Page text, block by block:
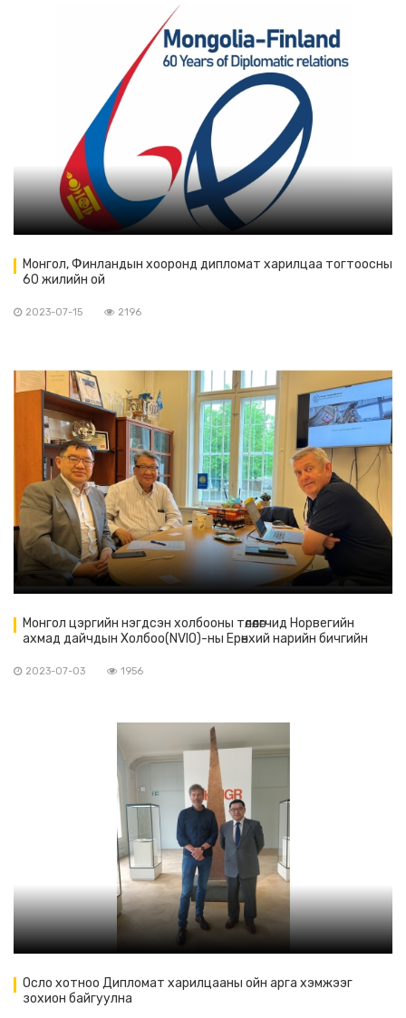
Монгол, Финландын хооронд дипломат харилцаа тогтоосны
60 жилийн ой
2023-07-15 2196
Монгол цэргийн нэгдсэн холбооны төлөөлөгчид Норвегийн
ахмад дайчдын Холбоо(NVIO)-ны Ерөнхий нарийн бичгийн
2023-07-03 1956
Осло хотноо Дипломат харилцааны ойн арга хэмжээг
зохион байгуулна